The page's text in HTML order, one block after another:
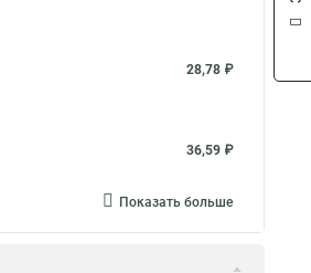
28,78 ₽
36,59 ₽
Показать больше